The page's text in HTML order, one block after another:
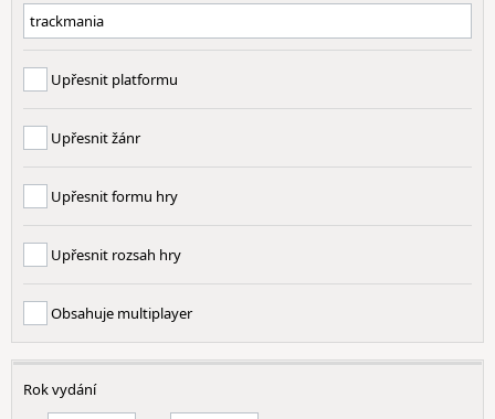
Upřesnit platformu
Upřesnit žánr
Upřesnit formu hry
Upřesnit rozsah hry
Obsahuje multiplayer
Rok vydání